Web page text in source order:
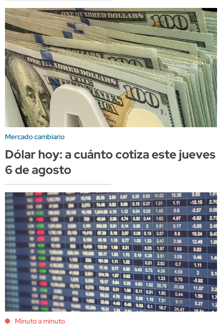
Mercado cambiario
Dólar hoy: a cuánto cotiza este jueves
6 de agosto
Minuto a minuto